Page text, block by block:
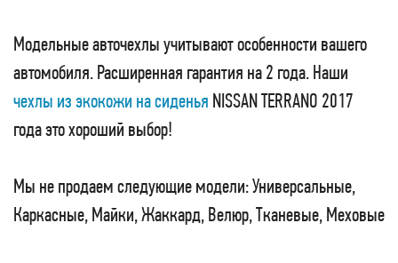
Модельные авточехлы учитывают особенности вашего
автомобиля. Расширенная гарантия на 2 года. Наши
чехлы из экокожи на сиденья NISSAN TERRANO 2017
года это хороший выбор!
Мы не продаем следующие модели: Универсальные,
Каркасные, Майки, Жаккард, Велюр, Тканевые, Меховые